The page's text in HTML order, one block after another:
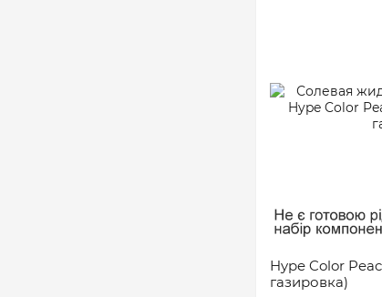
Hype Color
газировка)